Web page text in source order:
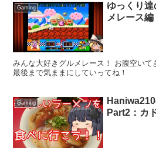
Gaming
ゆっくり
メレース編
みんな大好きグルメレース！ お腹空いて
最後まで気ままにしていってね！
Gaming
Part2：カ